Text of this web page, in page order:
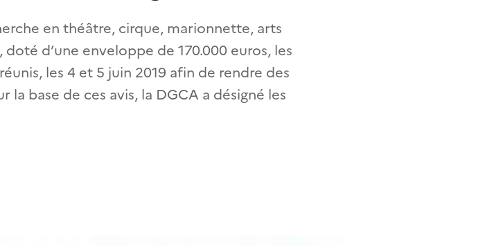
en théâtre, cirque, marionnette, arts
d’une enveloppe de 170.000 euros, les
les 4 et 5 juin 2019 afin de rendre des
la base de ces avis, la DGCA a désigné les